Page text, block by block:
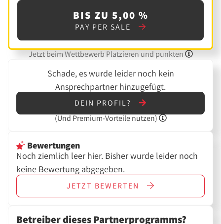
BIS ZU 5,00 %
PAY PER SALE
Jetzt beim Wettbewerb Platzieren und punkten
Schade, es wurde leider noch kein
Ansprechpartner hinzugefügt.
DEIN PROFIL?
(UndPremium-Vorteile nutzen)
Bewertungen
Noch ziemlich leer hier. Bisher wurde leider noch
keine Bewertung abgegeben.
JETZT BEWERTEN
Betreiber dieses Partnerprogramms?